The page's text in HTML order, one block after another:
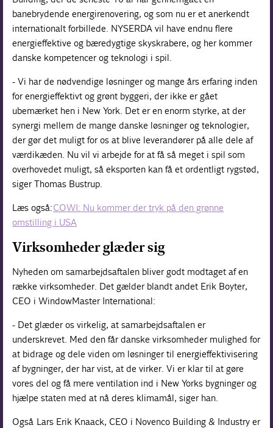
banebrydende energirenovering, og som nu er et anerkendt
internationalt forbillede. NYSERDA vil have endnu flere
energieffektive og bæredygtige skyskrabere, og her kommer
danske kompetencer og teknologi i spil.
- Vi har de nødvendige løsninger og mange års erfaring inden
for energieffektivt og grønt byggeri, der ikke er gået
ubemærket hen i New York. Det er en enorm styrke, at der
synergi mellem de mange danske løsninger og teknologier,
der gør det muligt for os at blive leverandører på alle dele af
værdikæden. Nu vil vi arbejde for at få så meget i spil som
overhovedet muligt, så eksporten kan få et ordentligt rygstød,
siger Thomas Bustrup.
Læs også:COWI: Nu kommer der tryk på den grønne
omstilling i USA
Virksomheder glæder sig
Nyheden om samarbejdsaftalen bliver godt modtaget af en
række virksomheder. Det gælder blandt andet Erik Boyter,
CEO i WindowMaster International:
- Det glæder os virkelig, at samarbejdsaftalen er
underskrevet. Med den får danske virksomheder mulighed for
at bidrage og dele viden om løsninger til energieffektivisering
af bygninger, der har vist, at de virker. Vi er klar til at gøre
vores del og få mere ventilation ind i New Yorks bygninger og
hjælpe staten med at nå deres klimamål, siger han.
Også Lars Erik Knaack, CEO i Novenco Building & Industry er